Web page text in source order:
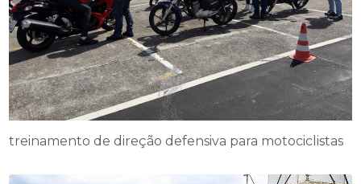
treinamento de direção defensiva para motociclistas